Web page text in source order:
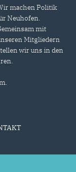
machen Politik
Neuhofen.
mit
Mitgliedern
wir uns in den